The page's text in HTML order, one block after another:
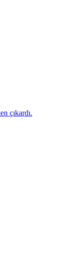
çıkardı.